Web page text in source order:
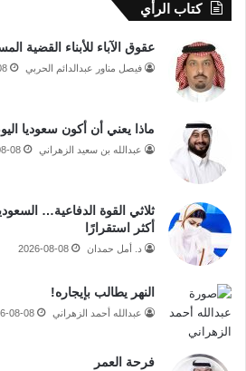
كتاب الرأي
عقوق الآباء للأبناء القضية
فيصل مناور عبدالدائم الحربي
ماذا يعني أن أكون سعوديا
عبدالله بن سعيد الزهراني 08
ثلاثي القوة الدفاعية…
أكثر استقرارًا
د. أمل حمدان 2026-08-08
النهر يطالب بإيجاره!
عبدالله أحمد الزهراني 08-08
فرحة العمر